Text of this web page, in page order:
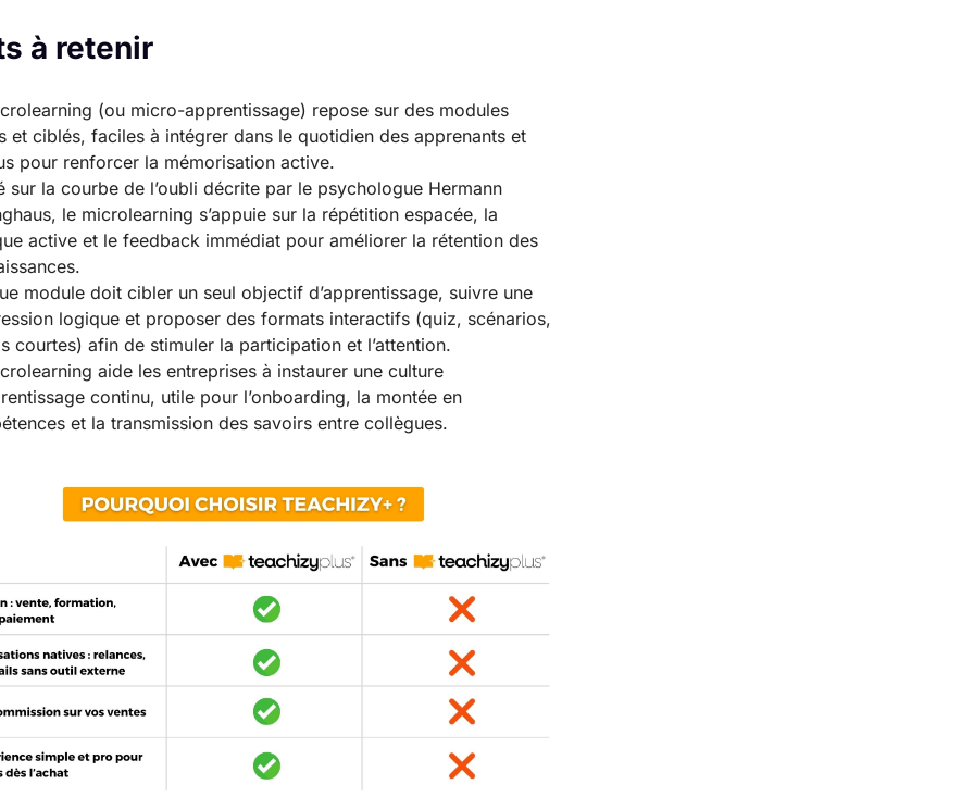
à retenir
(ou micro-apprentissage) repose sur des modules
et ciblés, faciles à intégrer dans le quotidien des apprenants et
pour renforcer la mémorisation active.
sur la courbe de l’oubli décrite par le psychologue Hermann
le microlearning s’appuie sur la répétition espacée, la
active et le feedback immédiat pour améliorer la rétention des
module doit cibler un seul objectif d’apprentissage, suivre une
logique et proposer des formats interactifs (quiz, scénarios,
courtes) afin de stimuler la participation et l’attention.
aide les entreprises à instaurer une culture
continu, utile pour l’onboarding, la montée en
et la transmission des savoirs entre collègues.